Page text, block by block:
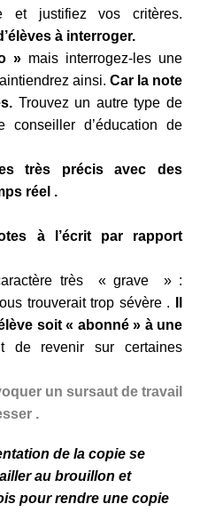
et justifiez vos critères.
à interroger.
» mais interrogez-les une
ainsi. Car la note
Trouvez un autre type de
conseiller d’éducation de
très
précis avec des
réel .
à l’écrit par rapport
très « grave » :
trouverait trop sévère .
soit « abonné » à une
de revenir sur certaines
un sursaut de travail
.
de la copie se
au brouillon et
pour rendre une copie